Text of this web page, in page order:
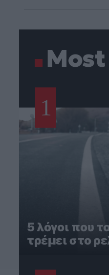
Most
1
5 λόγοι που
τρέμει στο